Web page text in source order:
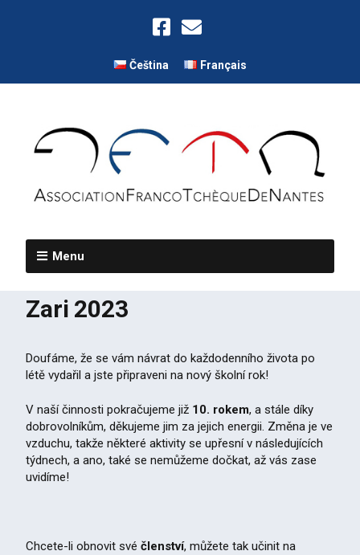
Čeština Français
Menu
Zari 2023
Doufáme, že se vám návrat do každodenního života po
létě vydařil a jste připraveni na nový školní rok!
V naší činnosti pokračujeme již 10. rokem, a stále díky
dobrovolníkům, děkujeme jim za jejich energii. Změna je ve
vzduchu, takže některé aktivity se upřesní v následujících
týdnech, a ano, také se nemůžeme dočkat, až vás zase
uvidíme!
Chcete-li obnovit své členství, můžete tak učinit na